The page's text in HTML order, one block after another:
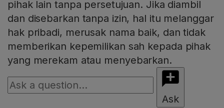
pihak lain tanpa persetujuan. Jika diambil
dan disebarkan tanpa izin, hal itu melanggar
hak pribadi, merusak nama baik, dan tidak
memberikan kepemilikan sah kepada pihak
yang merekam atau menyebarkan.
Ask